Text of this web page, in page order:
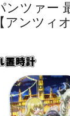
ンツァー
アンツィ